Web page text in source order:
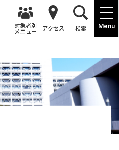
Menu
対象者別
メニュー アクセス 検索